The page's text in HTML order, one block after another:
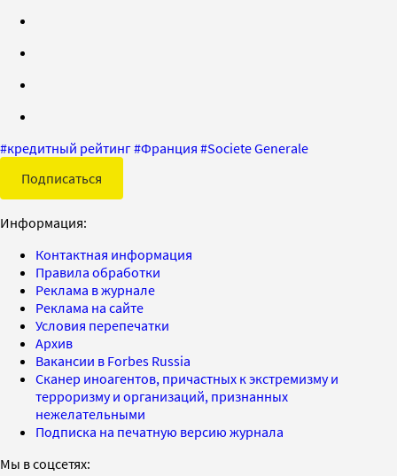
#кредитный рейтинг#Франция #Societe Generale
Подписаться
Информация:
Контактная информация
Правила обработки
Реклама в журнале
Реклама на сайте
Условия перепечатки
Архив
Вакансии в Forbes Russia
Сканер иноагентов, причастных к экстремизму и
терроризму и организаций, признанных
нежелательными
Подписка на печатную версию журнала
Мы в соцсетях: